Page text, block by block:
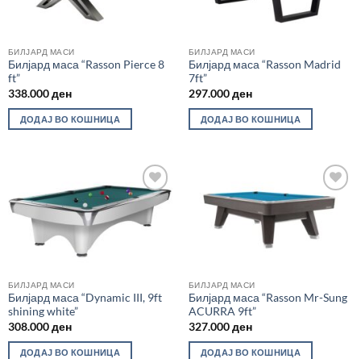
БИЛЈАРД МАСИ
Билјард маса “Rasson Pierce 8
ft”
338.000ден
ДОДАЈ ВО КОШНИЦА
БИЛЈАРД МАСИ
Билјард маса “Rasson Madrid
7ft”
297.000ден
ДОДАЈ ВО КОШНИЦА
Во
желботека
БИЛЈАРД МАСИ
Билјард маса “Dynamic III, 9ft
shining white”
308.000ден
ДОДАЈ ВО КОШНИЦА
Во
желботека
БИЛЈАРД МАСИ
Билјард маса “Rasson Mr-Sung
ACURRA 9ft”
327.000ден
ДОДАЈ ВО КОШНИЦА